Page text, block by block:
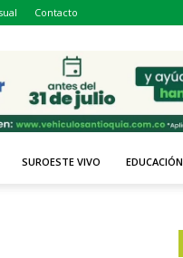
Contacto
SUROESTE VIVO EDUCACIÓN